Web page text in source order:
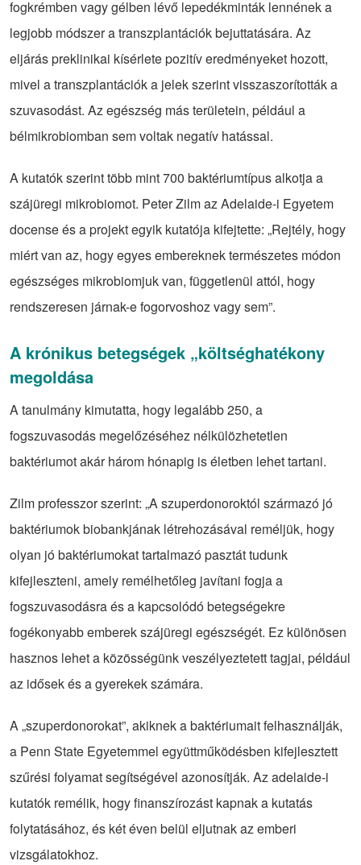
fogkrémben vagy gélben lévő lepedékminták lennének a
legjobb módszer a transzplantációk bejuttatására. Az
eljárás preklinikai kísérlete pozitív eredményeket hozott,
mivel a transzplantációk a jelek szerint visszaszorították a
szuvasodást. Az egészség más területein, például a
bélmikrobiomban sem voltak negatív hatással.
A kutatók szerint több mint 700 baktériumtípus alkotja a
szájüregi mikrobiomot. Peter Zilm az Adelaide-i Egyetem
docense és a projekt egyik kutatója kifejtette: „Rejtély, hogy
miért van az, hogy egyes embereknek természetes módon
egészséges mikrobiomjuk van, függetlenül attól, hogy
rendszeresen járnak-e fogorvoshoz vagy sem”.
A krónikus betegségek „költséghatékony
megoldása
A tanulmány kimutatta, hogy legalább 250, a
fogszuvasodás megelőzéséhez nélkülözhetetlen
baktériumot akár három hónapig is életben lehet tartani.
Zilm professzor szerint: „A szuperdonoroktól származó jó
baktériumok biobankjának létrehozásával reméljük, hogy
olyan jó baktériumokat tartalmazó pasztát tudunk
kifejleszteni, amely remélhetőleg javítani fogja a
fogszuvasodásra és a kapcsolódó betegségekre
fogékonyabb emberek szájüregi egészségét. Ez különösen
hasznos lehet a közösségünk veszélyeztetett tagjai, például
az idősek és a gyerekek számára.
A „szuperdonorokat”, akiknek a baktériumait felhasználják,
a Penn State Egyetemmel együttműködésben kifejlesztett
szűrési folyamat segítségével azonosítják. Az adelaide-i
kutatók remélik, hogy finanszírozást kapnak a kutatás
folytatásához, és két éven belül eljutnak az emberi
vizsgálatokhoz.